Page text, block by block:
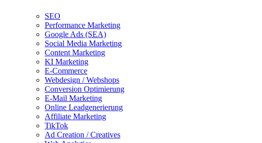
SEO
Performance Marketing
Google Ads (SEA)
Social Media Marketing
Content Marketing
KI Marketing
E-Commerce
Webdesign / Webshops
Conversion Optimierung
E-Mail Marketing
Online Leadgenerierung
Affiliate Marketing
TikTok
Ad Creation / Creatives